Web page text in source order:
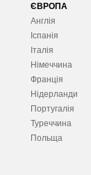
ЄВРОПА
Англія
Іспанія
Італія
Німеччина
Франція
Нідерланди
Португалія
Туреччина
Польща